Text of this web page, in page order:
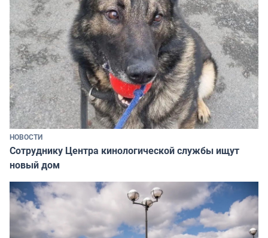
НОВОСТИ
Сотруднику Центра кинологической службы ищут
новый дом